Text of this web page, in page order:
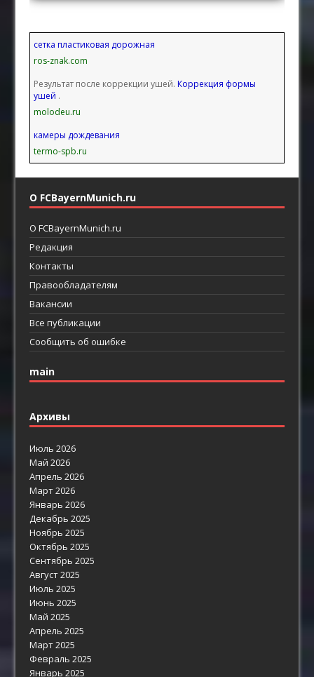
сетка пластиковая дорожная
ros-znak.com
Результат после коррекции ушей.Коррекция формы
ушей .
molodeu.ru
камеры дождевания
termo-spb.ru
О FCBayernMunich.ru
О FCBayernMunich.ru
Редакция
Контакты
Правообладателям
Вакансии
Все публикации
Сообщить об ошибке
main
Архивы
Июль 2026
Май 2026
Апрель 2026
Март 2026
Январь 2026
Декабрь 2025
Ноябрь 2025
Октябрь 2025
Сентябрь 2025
Август 2025
Июль 2025
Июнь 2025
Май 2025
Апрель 2025
Март 2025
Февраль 2025
Январь 2025